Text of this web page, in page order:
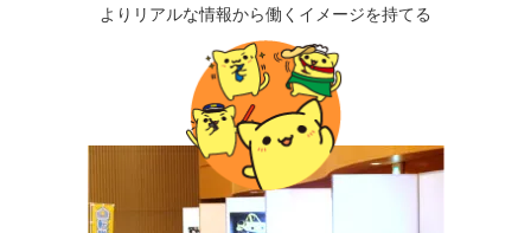
よりリアルな情報から働くイメージを持てる